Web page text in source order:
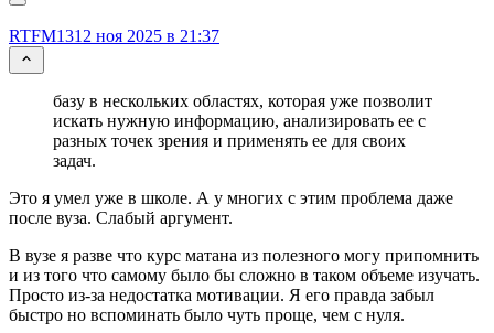
RTFM1312 ноя 2025 в 21:37
базу в нескольких областях, которая уже позволит
искать нужную информацию, анализировать ее с
разных точек зрения и применять ее для своих
задач.
Это я умел уже в школе. А у многих с этим проблема даже
после вуза. Слабый аргумент.
В вузе я разве что курс матана из полезного могу припомнить
и из того что самому было бы сложно в таком объеме изучать.
Просто из-за недостатка мотивации. Я его правда забыл
быстро но вспоминать было чуть проще, чем с нуля.